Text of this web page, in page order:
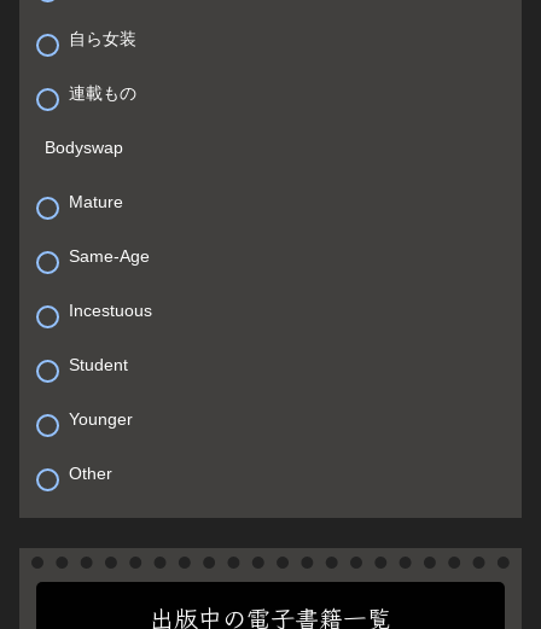
自ら女装
連載もの
Bodyswap
Mature
Same-Age
Incestuous
Student
Younger
Other
出版中の電子書籍一覧